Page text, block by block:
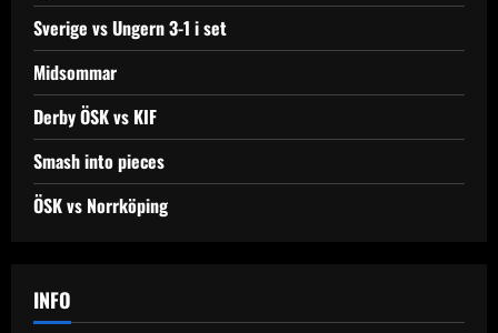
Sverige vs Ungern 3-1 i set
Midsommar
Derby ÖSK vs KIF
Smash into pieces
ÖSK vs Norrköping
INFO